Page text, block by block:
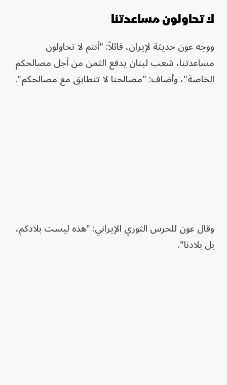
لا تحاولون مساعدتنا
ووجه عون حديثة لإيران، قائلاً: "أنتم لا تحاولون
مساعدتنا، شعب لبنان يدفع الثمن من أجل مصالحكم
الخاصة"، وأضاف: "مصالحنا لا تتطابق مع مصالحكم".
وقال عون للحرس الثوري الإيراني: "هذه ليست بلادكم،
بل بلادنا".